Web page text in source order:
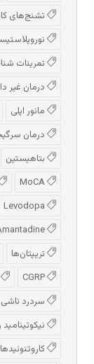
تشنج‌های
تمرینات
درمان غیر
مانور اپلی
درمان
بتاهیستین
تریپتان‌ها
سردرد
نیکوتینامید
کاروتنوئیدها